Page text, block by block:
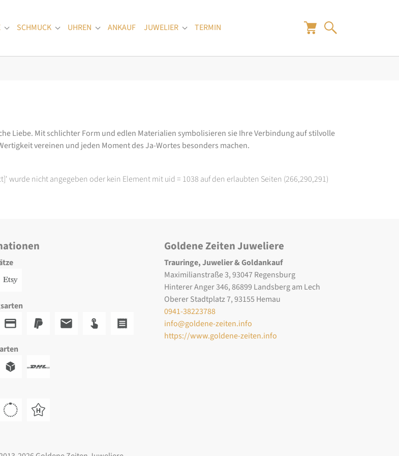
Submenu for "Trauringe"
SCHMUCK Submenu for "Schmuck"
UHREN Submenu for "Uhren"
ANKAUF JUWELIER Submenu for "Juwelier"
TERMIN
Liebe. Mit schlichter Form und edlen Materialien symbolisieren sie Ihre Verbindung auf stilvolle
vereinen und jeden Moment des Ja-Wortes besonders machen.
wurde nicht angegeben oder kein Element mit uid = 1038 auf den erlaubten Seiten (266,290,291)
Goldene Zeiten Juweliere
Trauringe, Juwelier & Goldankauf
Maximilianstraße 3, 93047 Regensburg
Hinterer Anger 346, 86899 Landsberg am Lech
Oberer Stadtplatz 7, 93155 Hemau
0941-38223788
info@goldene-zeiten.info
https://www.goldene-zeiten.info